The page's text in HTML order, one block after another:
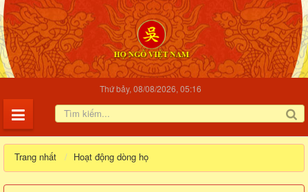
Thứ bảy, 08/08/2026, 05:16
Trang nhất Hoạt động dòng họ